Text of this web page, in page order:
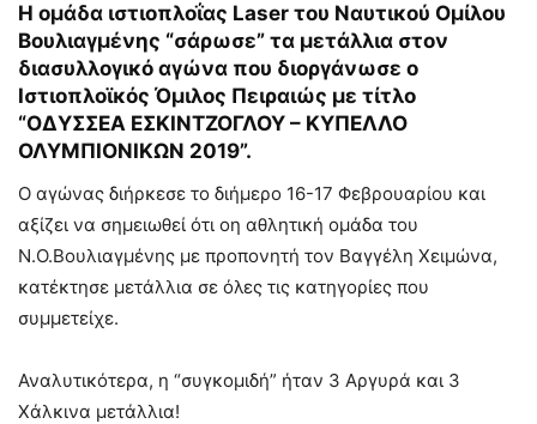
Η ομάδα ιστιοπλοΐας Laser του Ναυτικού Ομίλου
Βουλιαγμένης “σάρωσε” τα μετάλλια στον
διασυλλογικό αγώνα που διοργάνωσε ο
Ιστιοπλοϊκός Όμιλος Πειραιώς με τίτλο
“ΟΔΥΣΣΕΑ ΕΣΚΙΝΤΖΟΓΛΟΥ – ΚΥΠΕΛΛΟ
ΟΛΥΜΠΙΟΝΙΚΩΝ 2019”.
Ο αγώνας διήρκεσε το διήμερο 16-17 Φεβρουαρίου και
αξίζει να σημειωθεί ότι οη αθλητική ομάδα του
Ν.Ο.Βουλιαγμένης με προπονητή τον Βαγγέλη Χειμώνα,
κατέκτησε μετάλλια σε όλες τις κατηγορίες που
συμμετείχε.
Αναλυτικότερα, η “συγκομιδή” ήταν 3 Αργυρά και 3
Χάλκινα μετάλλια!